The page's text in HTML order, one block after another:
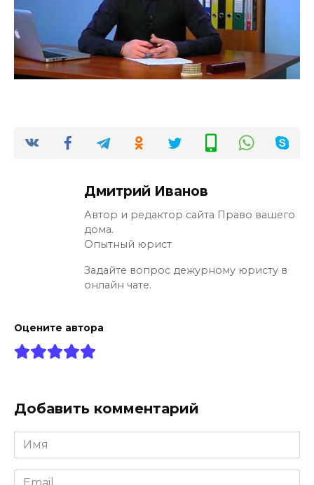
Дмитрий Иванов
Автор и редактор сайта Право вашего
дома.
Опытный юрист
Задайте вопрос дежурному юристу в
онлайн чате.
Оцените автора
Добавить комментарий
Имя
*
Email